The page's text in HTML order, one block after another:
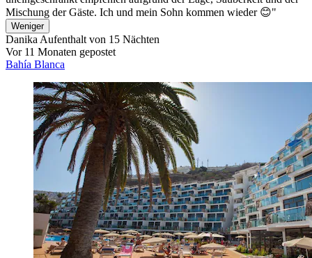
Mischung der Gäste. Ich und mein Sohn kommen wieder 😊"
Weniger
Danika Aufenthalt von 15 Nächten
Vor 11 Monaten gepostet
Bahía Blanca